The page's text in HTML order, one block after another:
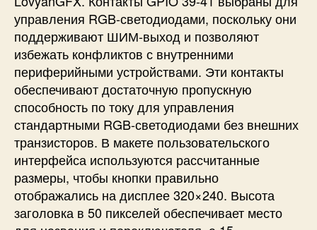
управления RGB-светодиодами, поскольку они
поддерживают ШИМ-выход и позволяют
избежать конфликтов с внутренними
периферийными устройствами. Эти контакты
обеспечивают достаточную пропускную
способность по току для управления
стандартными RGB-светодиодами без внешних
транзисторов. В макете пользовательского
интерфейса используются рассчитанные
размеры, чтобы кнопки правильно
отображались на дисплее 320×240. Высота
заголовка в 50 пикселей обеспечивает место